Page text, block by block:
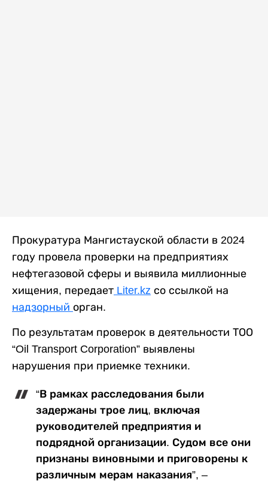
Прокуратура Мангистауской области в 2024
году провела проверки на предприятиях
нефтегазовой сферы и выявила миллионные
хищения, передает Liter.kz со ссылкой на
надзорный орган.
По результатам проверок в деятельности ТОО
“Oil Transport Corporation” выявлены
нарушения при приемке техники.
“В рамках расследования были
задержаны трое лиц, включая
руководителей предприятия и
подрядной организации. Судом все они
признаны виновными и приговорены к
различным мерам наказания”, –